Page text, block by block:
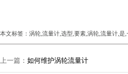
本文标签：涡轮,流量计,选型,要素,涡轮,流量计,是,
上一篇： 如何维护涡轮流量计